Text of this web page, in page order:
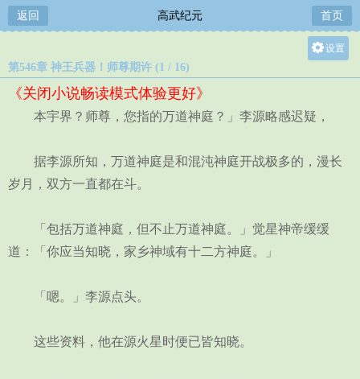
返回 高武纪元 首页
设置
中
第546章 神王兵器！师尊期许 (1 / 16)
《关闭小说畅读模式体验更好》
本宇界？师尊，您指的万道神庭？」李源略感迟疑，
据李源所知，万道神庭是和混沌神庭开战极多的，漫长
岁月，双方一直都在斗。
「包括万道神庭，但不止万道神庭。」觉星神帝缓缓
道：「你应当知晓，家乡神域有十二方神庭。」
「嗯。」李源点头。
这些资料，他在源火星时便已皆知晓。